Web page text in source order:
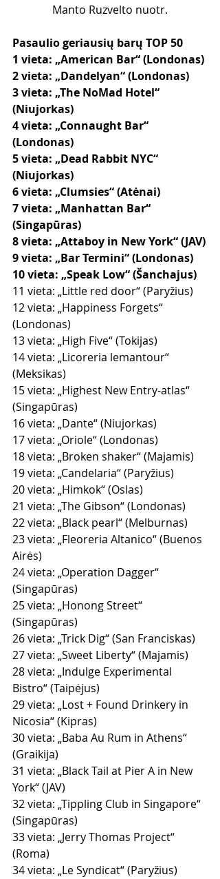
Manto Ruzvelto nuotr.
Pasaulio geriausių barų TOP 50
1 vieta: „American Bar“ (Londonas)
2 vieta: „Dandelyan“ (Londonas)
3 vieta: „The NoMad Hotel“
(Niujorkas)
4 vieta: „Connaught Bar“
(Londonas)
5 vieta: „Dead Rabbit NYC“
(Niujorkas)
6 vieta: „Clumsies“ (Atėnai)
7 vieta: „Manhattan Bar“
(Singapūras)
8 vieta: „Attaboy in New York“ (JAV)
9 vieta: „Bar Termini“ (Londonas)
10 vieta: „Speak Low“ (Šanchajus)
11 vieta: „Little red door“ (Paryžius)
12 vieta: „Happiness Forgets“
(Londonas)
13 vieta: „High Five“ (Tokijas)
14 vieta: „Licoreria lemantour“
(Meksikas)
15 vieta: „Highest New Entry-atlas“
(Singapūras)
16 vieta: „Dante“ (Niujorkas)
17 vieta: „Oriole“ (Londonas)
18 vieta: „Broken shaker“ (Majamis)
19 vieta: „Candelaria“ (Paryžius)
20 vieta: „Himkok“ (Oslas)
21 vieta: „The Gibson“ (Londonas)
22 vieta: „Black pearl“ (Melburnas)
23 vieta: „Fleoreria Altanico“ (Buenos
Airės)
24 vieta: „Operation Dagger“
(Singapūras)
25 vieta: „Honong Street“
(Singapūras)
26 vieta: „Trick Dig“ (San Franciskas)
27 vieta: „Sweet Liberty“ (Majamis)
28 vieta: „Indulge Experimental
Bistro“ (Taipėjus)
29 vieta: „Lost + Found Drinkery in
Nicosia“ (Kipras)
30 vieta: „Baba Au Rum in Athens“
(Graikija)
31 vieta: „Black Tail at Pier A in New
York“ (JAV)
32 vieta: „Tippling Club in Singapore“
(Singapūras)
33 vieta: „Jerry Thomas Project“
(Roma)
34 vieta: „Le Syndicat“ (Paryžius)